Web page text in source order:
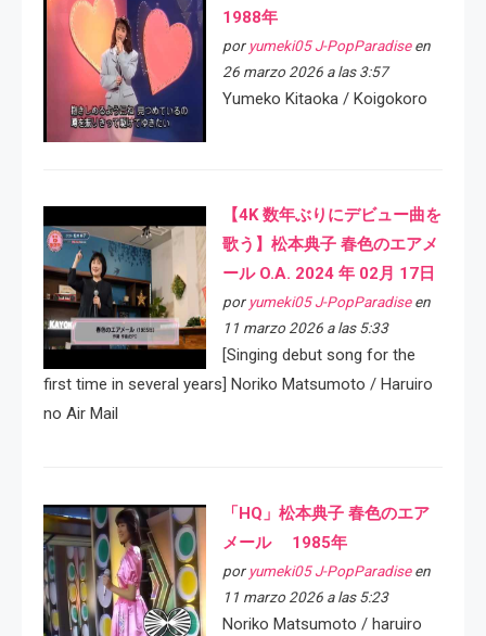
1988年
por yumeki05 J-PopParadiseen
26 marzo 2026 a las 3:57
Yumeko Kitaoka / Koigokoro
【4K 数年ぶりにデビュー曲を
歌う】松本典子 春色のエアメ
ール O.A. 2024 年 02月 17日
por yumeki05 J-PopParadiseen
11 marzo 2026 a las 5:33
[Singing debut song for the
first time in several years] Noriko Matsumoto / Haruiro
no Air Mail
「HQ」松本典子 春色のエア
メール 1985年
por yumeki05 J-PopParadiseen
11 marzo 2026 a las 5:23
Noriko Matsumoto / haruiro